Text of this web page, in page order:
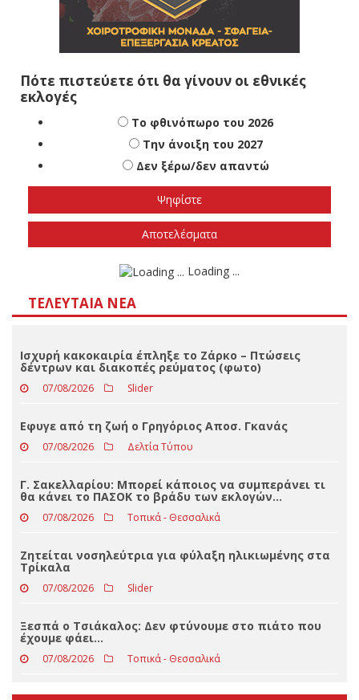
Πότε πιστεύετε ότι θα γίνουν οι εθνικές
εκλογές
Το φθινόπωρο του 2026
Την άνοιξη του 2027
Δεν ξέρω/δεν απαντώ
ΤΕΛΕΥΤΑΊΑ ΝΈΑ
Ισχυρή κακοκαιρία έπληξε το Ζάρκο – Πτώσεις
δέντρων και διακοπές ρεύματος (φωτο)
Eφυγε από τη ζωή ο Γρηγόριος Αποσ. Γκανάς
07/08/2026 Δελτία Τύπου
Γ. Σακελλαρίου: Μπορεί κάποιος να συμπεράνει τι
θα κάνει το ΠΑΣΟΚ το βράδυ των εκλογών…
07/08/2026 Τοπικά - Θεσσαλικά
Ζητείται νοσηλεύτρια για φύλαξη ηλικιωμένης στα
Τρίκαλα
07/08/2026 Slider